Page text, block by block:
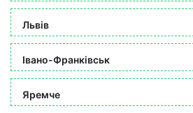
Львів
Івано-Франківськ
Яремче